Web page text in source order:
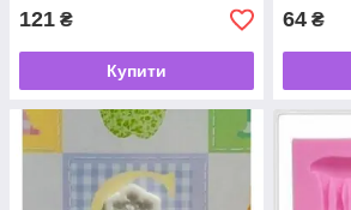
121 ₴
Купити
64 ₴